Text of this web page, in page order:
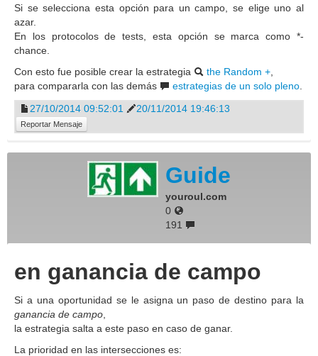
Si se selecciona esta opción para un campo, se elige uno al
azar.
En los protocolos de tests, esta opción se marca como *-
chance.
Con esto fue posible crear la estrategia
the Random +,
para compararla con las demás
estrategias de un solo pleno.
27/10/2014 09:52:01
20/11/2014 19:46:13
Reportar Mensaje
Guide
youroul.com
0
191
en ganancia de campo
Si a una oportunidad se le asigna un paso de destino para la
ganancia de campo
la estrategia salta a este paso en caso de ganar.
La prioridad en las intersecciones es: